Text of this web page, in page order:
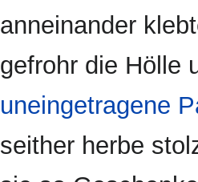
anneinander
gefrohr die Hölle
uneingetragene
seither herbe